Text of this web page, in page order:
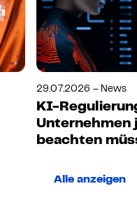
29.07.2026 – News
KI-
Unternehmen
beachten
Alle anzeigen